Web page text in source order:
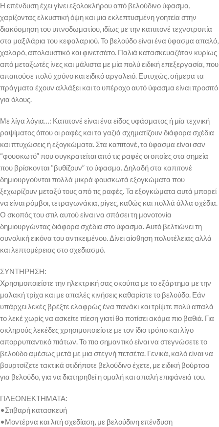
Η επένδυση έχει γίνει εξολοκλήρου από βελούδινο ύφασμα,
χαρίζοντας ελκυστική όψη και μια εκλεπτυσμένη γοητεία στην
διακόσμηση του υπνοδωματίου, ιδίως με την καπιτονέ τεχνοτροπία
στα μαξιλάρια του κεφαλαριού. Το βελούδο είναι ένα ύφασμα απαλό,
χαλαρό, απολαυστικό και φινετσάτο. Παλιά κατασκευαζόταν κυρίως
από μεταξωτές ίνες και μάλιστα με μία πολύ ειδική επεξεργασία, που
απαιτούσε πολύ χρόνο και ειδικό αργαλειό. Ευτυχώς, σήμερα τα
πράγματα έχουν αλλάξει και το υπέροχο αυτό ύφασμα είναι προσιτό
για όλους.
Με λίγα λόγια…: Καπιτονέ είναι ένα είδος υφάσματος ή μία τεχνική
ραψίματος όπου οι ραφές και τα γαζιά σχηματίζουν διάφορα σχέδια
και πτυχώσεις ή εξογκώματα. Στα καπιτονέ, το ύφασμα είναι σαν
“φουσκωτό” που συγκρατείται από τις ραφές οι οποίες στα σημεία
που βρίσκονται “βυθίζουν” το ύφασμα. Δηλαδή στα καπιτονέ
δημιουργούνται πολλά μικρά φουσκωτά εξογκώματα που
ξεχωρίζουν μεταξύ τους από τις ραφές. Τα εξογκώματα αυτά μπορεί
να είναι ρόμβοι, τετραγωνάκια, ρίγες, καθώς και πολλά άλλα σχέδια.
Ο σκοπός του στιλ αυτού είναι να σπάσει τη μονοτονία
δημιουργώντας διάφορα σχέδια στο ύφασμα. Αυτό βελτιώνει τη
συνολική εικόνα του αντικειμένου. Δίνει αίσθηση πολυτέλειας αλλά
και λεπτομέρειας στο σχεδιασμό.
ΣΥΝΤΗΡΗΣΗ:
Χρησιμοποιείστε την ηλεκτρική σας σκούπα με το εξάρτημα με την
μαλακή τρίχα και με απαλές κινήσεις καθαρίστε το βελούδο. Εάν
υπάρχει λεκές βρέξτε ελαφρώς ένα πανάκι και τρίψτε πολύ απαλά
το λεκέ χωρίς να ασκείτε πίεση γιατί θα ποτίσει ακόμα πιο βαθιά. Για
σκληρούς λεκέδες χρησιμοποιείστε με τον ίδιο τρόπο και λίγο
απορρυπαντικό πιάτων. Το πιο σημαντικό είναι να στεγνώσετε το
βελούδο αμέσως μετά με μια στεγνή πετσέτα. Γενικά, καλό είναι να
βουρτσίζετε τακτικά οτιδήποτε βελούδινο έχετε, με ειδική βούρτσα
για βελούδο, για να διατηρηθεί η ομαλή και απαλή επιφάνειά του.
ΠΛΕΟΝΕΚΤΗΜΑΤΑ:
•Στιβαρή κατασκευή
•Μοντέρνα και λιτή σχεδίαση, με βελούδινη επένδυση